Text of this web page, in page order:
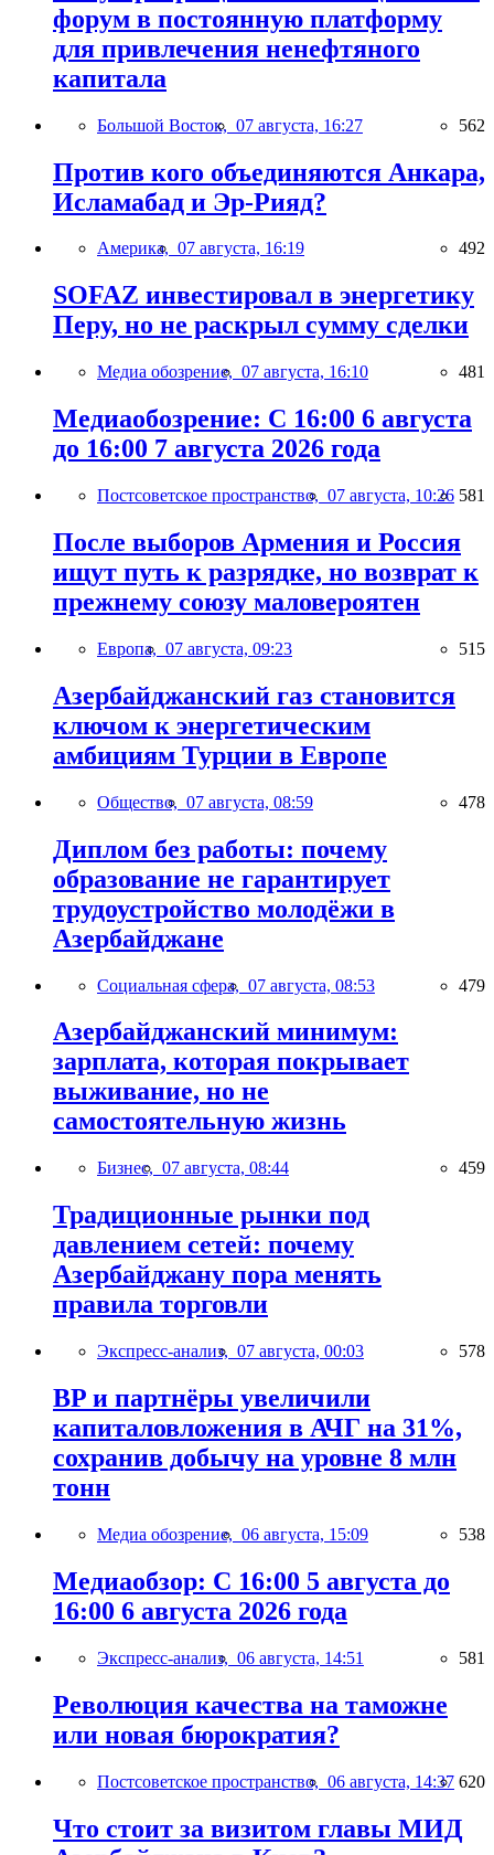
форум в постоянную платформу
для привлечения ненефтяного
капитала
Большой Восток, 07 августа, 16:27 562
Против кого объединяются Анкара,
Исламабад и Эр-Рияд?
Америка, 07 августа, 16:19 492
SOFAZ инвестировал в энергетику
Перу, но не раскрыл сумму сделки
Медиа обозрение, 07 августа, 16:10 481
Медиаобозрение: С 16:00 6 августа
до 16:00 7 августа 2026 года
Постсоветское пространство, 07 августа, 10:26 581
После выборов Армения и Россия
ищут путь к разрядке, но возврат к
прежнему союзу маловероятен
Европа, 07 августа, 09:23 515
Азербайджанский газ становится
ключом к энергетическим
амбициям Турции в Европе
Общество, 07 августа, 08:59 478
Диплом без работы: почему
образование не гарантирует
трудоустройство молодёжи в
Азербайджане
Социальная сфера, 07 августа, 08:53 479
Азербайджанский минимум:
зарплата, которая покрывает
выживание, но не
самостоятельную жизнь
Бизнес, 07 августа, 08:44 459
Традиционные рынки под
давлением сетей: почему
Азербайджану пора менять
правила торговли
Экспресс-анализ, 07 августа, 00:03 578
BP и партнёры увеличили
капиталовложения в АЧГ на 31%,
сохранив добычу на уровне 8 млн
тонн
Медиа обозрение, 06 августа, 15:09 538
Медиаобзор: С 16:00 5 августа до
16:00 6 августа 2026 года
Экспресс-анализ, 06 августа, 14:51 581
Революция качества на таможне
или новая бюрократия?
Постсоветское пространство, 06 августа, 14:37 620
Что стоит за визитом главы МИД